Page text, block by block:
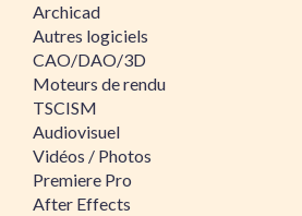
Archicad
Autres logiciels
CAO/DAO/3D
Moteurs de rendu
TSCISM
Audiovisuel
Vidéos / Photos
Premiere Pro
After Effects